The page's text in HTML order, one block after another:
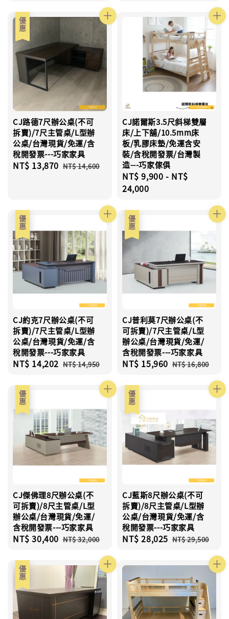
優惠
CJ路德7尺辦公桌(不可
拆賣)/7尺主管桌/L型辦
公桌/台灣現貨/免運/含
稅開發票---巧家家具
Sale
NT$ 13,870 Regular
NT$ 14,600
CJ諾爾斯3.5尺斜梯雙層
床/上下舖/10.5mm床
板/乳膠床墊/免運含安
裝/含稅開發票/台灣製
造---巧家傢俱
Regular
price
NT$ 9,900 - NT$
24,000
優惠
CJ約克7尺辦公桌(不可
拆賣)/7尺主管桌/L型辦
公桌/台灣現貨/免運/含
稅開發票---巧家家具
Sale
NT$ 14,202 Regular
NT$ 14,950
優惠
CJ普利莫7尺辦公桌(不
可拆賣)/7尺主管桌/L型
辦公桌/台灣現貨/免運/
含稅開發票---巧家家具
Sale
NT$ 15,960 Regular
NT$ 16,800
優惠
CJ傑佛理8尺辦公桌(不
可拆賣)/8尺主管桌/L型
辦公桌/台灣現貨/免運/
含稅開發票---巧家家具
Sale
NT$ 30,400 Regular
NT$ 32,000
優惠
CJ藍斯8尺辦公桌(不可
拆賣)/8尺主管桌/L型辦
公桌/台灣現貨/免運/含
稅開發票---巧家家具
Sale
NT$ 28,025 Regular
NT$ 29,500
優惠